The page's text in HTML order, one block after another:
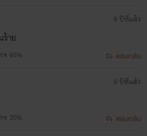
าย
65%
8 ปีที่แล้ว
ตอบกลับ
20%
8 ปีที่แล้ว
ตอบกลับ